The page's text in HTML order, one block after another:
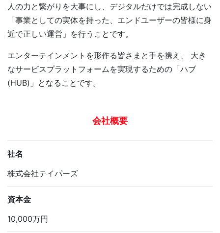
人の力と繋がりを大事にし、デジタルだけでは完成しない
「事業としての実体を持った、エンドユーザーの皆様に身
近で正しい運営」を行うことです。
エンターテインメントを形作る皆さまと手を携え、
大き
なサービスプラットフォームを実現するための「ハブ
(HUB)」となることです。
会社概要
社名
株式会社テイパーズ
資本金
10,000万円